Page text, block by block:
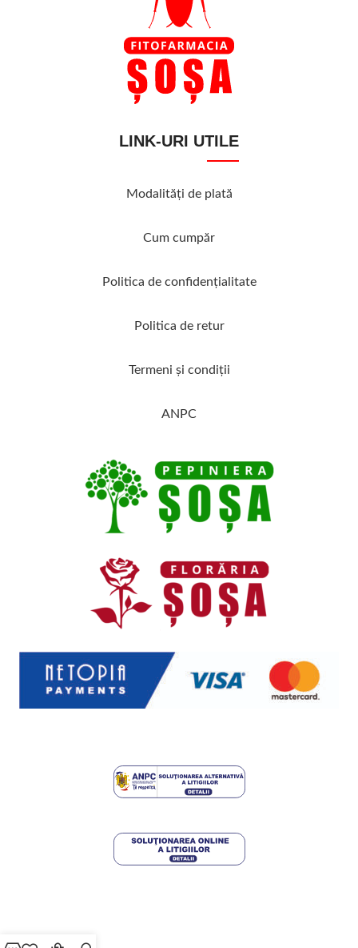
LINK-URI UTILE
Modalităţi de plată
Cum cumpăr
Politica de confidenţialitate
Politica de retur
Termeni şi condiţii
ANPC